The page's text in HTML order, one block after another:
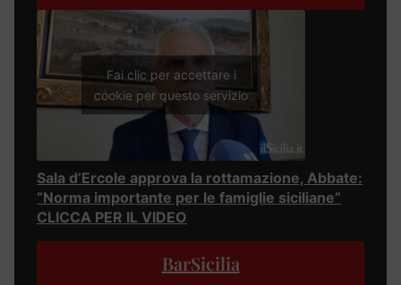
Fai clic per accettare i
cookie per questo servizio
Sala d’Ercole approva la rottamazione, Abbate:
“Norma importante per le famiglie siciliane”
CLICCA PER IL VIDEO
BarSicilia